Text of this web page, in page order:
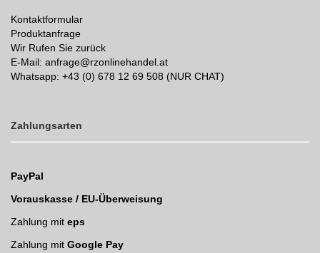
Kontaktformular
Produktanfrage
Wir Rufen Sie zurück
E-Mail: anfrage@rzonlinehandel.at
Whatsapp: +43 (0) 678 12 69 508 (NUR CHAT)
Zahlungsarten
PayPal
Vorauskasse / EU-Überweisung
Zahlung mit eps
Zahlung mit Google Pay